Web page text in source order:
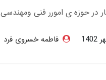
در حوزه ی امورر فنی ومهندسی
فاطمه خسروی فرد